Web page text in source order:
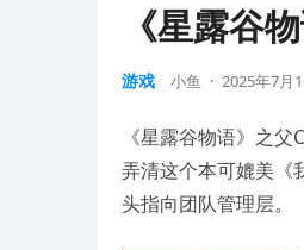
《星露谷
游戏 小鱼 · 2025年7月
《星露谷物语》之
弄清这个本可媲美《
头指向团队管理层。